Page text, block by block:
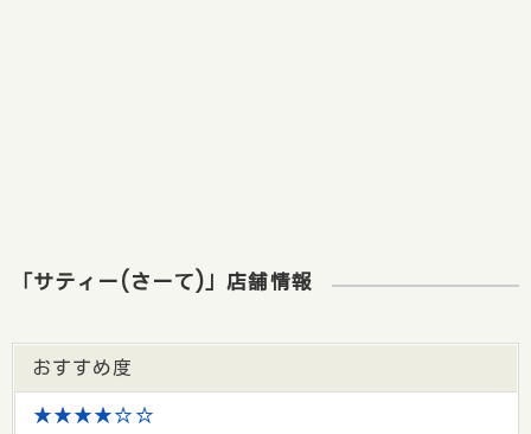
「サティー(さーて)」店舗情報
おすすめ度
★★★★☆☆